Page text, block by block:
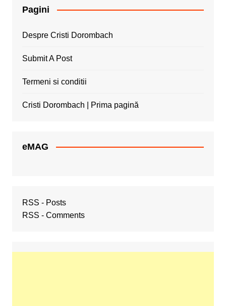
Pagini
Despre Cristi Dorombach
Submit A Post
Termeni si conditii
Cristi Dorombach | Prima pagină
eMAG
RSS - Posts
RSS - Comments